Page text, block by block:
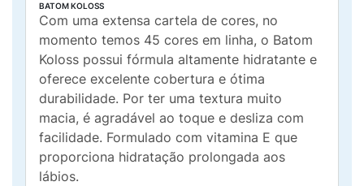
BATOM KOLOSS
Com uma extensa cartela de cores, no
momento temos 45 cores em linha, o Batom
Koloss possui fórmula altamente hidratante e
oferece excelente cobertura e ótima
durabilidade. Por ter uma textura muito
macia, é agradável ao toque e desliza com
facilidade. Formulado com vitamina E que
proporciona hidratação prolongada aos
lábios.